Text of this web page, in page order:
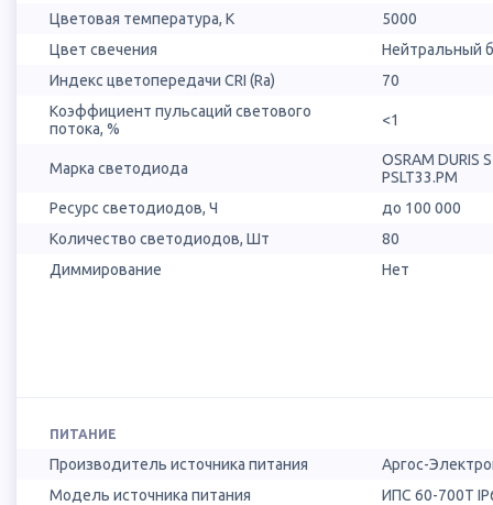
Цветовая температура, К
5000
Цвет свечения
Нейтральный
Индекс цветопередачи CRI (Ra)
70
Коэффициент пульсаций светового
потока, %
<1
Марка светодиода
OSRAM DURIS
PSLT33.PM
Ресурс светодиодов, Ч
до 100 000
Количество светодиодов, Шт
80
Диммирование
Нет
ПИТАНИЕ
Производитель источника питания
Аргос-
Модель источника питания
ИПС 60-700Т